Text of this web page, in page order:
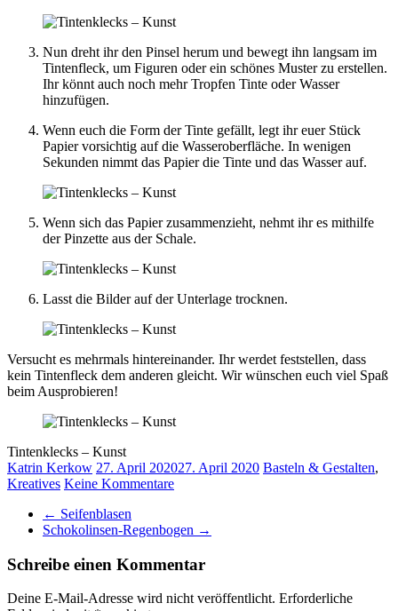
Nun dreht ihr den Pinsel herum und bewegt ihn langsam im
Tintenfleck, um Figuren oder ein schönes Muster zu erstellen.
Ihr könnt auch noch mehr Tropfen Tinte oder Wasser
hinzufügen.
Wenn euch die Form der Tinte gefällt, legt ihr euer Stück
Papier vorsichtig auf die Wasseroberfläche. In wenigen
Sekunden nimmt das Papier die Tinte und das Wasser auf.
Wenn sich das Papier zusammenzieht, nehmt ihr es mithilfe
der Pinzette aus der Schale.
Lasst die Bilder auf der Unterlage trocknen.
Versucht es mehrmals hintereinander. Ihr werdet feststellen, dass
kein Tintenfleck dem anderen gleicht. Wir wünschen euch viel Spaß
beim Ausprobieren!
Tintenklecks – Kunst
Katrin Kerkow 27. April 202027. April 2020 Basteln & Gestalten,
Kreatives Keine Kommentare
← Seifenblasen
Schokolinsen-Regenbogen →
Schreibe einen Kommentar
Deine E-Mail-Adresse wird nicht veröffentlicht. Erforderliche